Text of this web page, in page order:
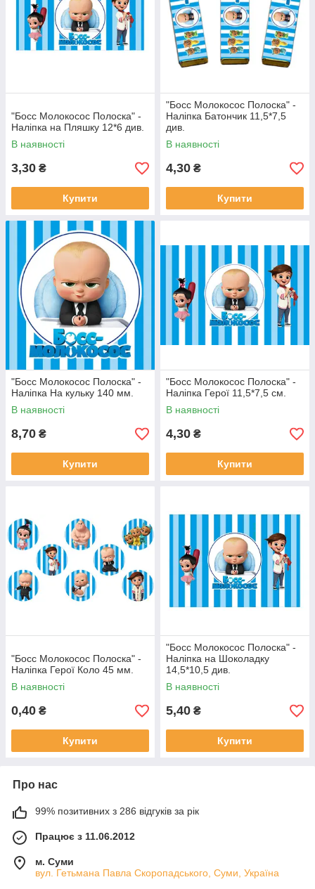
"Босс Молокосос Полоска" -
Наліпка на Пляшку 12*6 див.
В наявності
3,30 ₴
Купити
"Босс Молокосос Полоска" -
Наліпка Батончик 11,5*7,5
див.
В наявності
4,30 ₴
Купити
"Босс Молокосос Полоска" -
Наліпка На кульку 140 мм.
В наявності
8,70 ₴
Купити
"Босс Молокосос Полоска" -
Наліпка Герої 11,5*7,5 см.
В наявності
4,30 ₴
Купити
"Босс Молокосос Полоска" -
Наліпка Герої Коло 45 мм.
В наявності
0,40 ₴
Купити
"Босс Молокосос Полоска" -
Наліпка на Шоколадку
14,5*10,5 див.
В наявності
5,40 ₴
Купити
Про нас
99% позитивних з 286 відгуків за рік
Працює з 11.06.2012
м. Суми
вул. Гетьмана Павла Скоропадського, Суми, Україна